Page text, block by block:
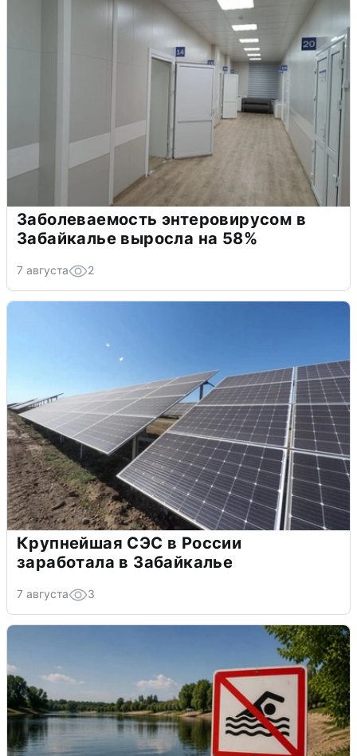
Заболеваемость энтеровирусом в
Забайкалье выросла на 58%
7 августа 2
Крупнейшая СЭС в России
заработала в Забайкалье
7 августа 3